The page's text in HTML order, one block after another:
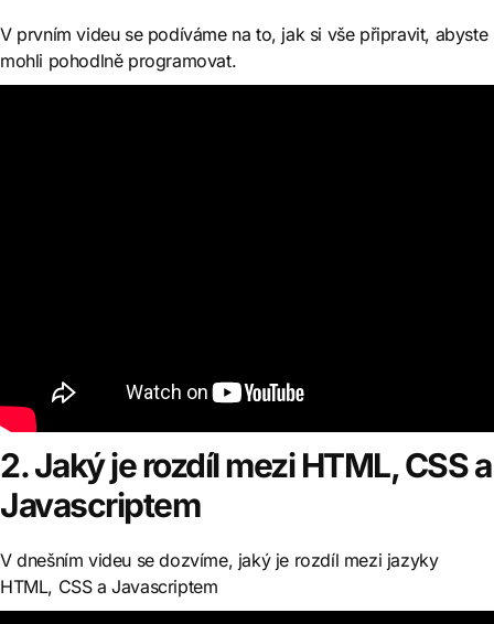
V prvním videu se podíváme na to, jak si vše připravit, abyste
mohli pohodlně programovat.
2. Jaký je rozdíl mezi HTML, CSS a
Javascriptem
V dnešním videu se dozvíme, jaký je rozdíl mezi jazyky
HTML, CSS a Javascriptem